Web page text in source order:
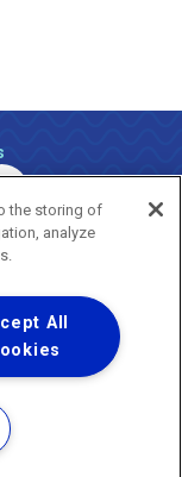
Reservados.
Dados
the storing of
analyze
All